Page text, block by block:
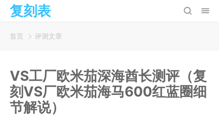
复刻表
首页 评测文章
VS工厂欧米茄深海酋长测评（复
刻VS厂欧米茄海马600红蓝圈细
节解说）